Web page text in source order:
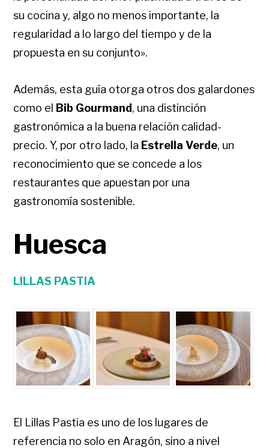
su cocina y, algo no menos importante, la
regularidad a lo largo del tiempo y de la
propuesta en su conjunto».
Además, esta guía otorga otros dos galardones
como el Bib Gourmand, una distinción
gastronómica a la buena relación calidad-
precio. Y, por otro lado, la Estrella Verde, un
reconocimiento que se concede a los
restaurantes que apuestan por una
gastronomía sostenible.
Huesca
LILLAS PASTIA
El Lillas Pastia es uno de los lugares de
referencia no solo en Aragón, sino a nivel